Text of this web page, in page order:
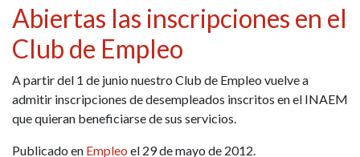
Abiertas las inscripciones en el
Club de Empleo
A partir del 1 de junio nuestro Club de Empleo vuelve a
admitir inscripciones de desempleados inscritos en el INAEM
que quieran beneficiarse de sus servicios.
Publicado en Empleo el 29 de mayo de 2012.